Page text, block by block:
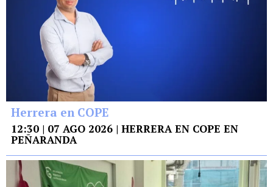
Herrera en COPE
12:30 | 07 AGO 2026 | HERRERA EN COPE EN
PEÑARANDA